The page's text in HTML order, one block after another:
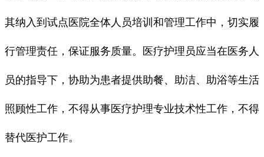
其纳入到试点医院全体人员培训和管理工作中，切实履
行管理责任，保证服务质量。医疗护理员应当在医务人
员的指导下，协助为患者提供助餐、助洁、助浴等生活
照顾性工作，不得从事医疗护理专业技术性工作，不得
替代医护工作。